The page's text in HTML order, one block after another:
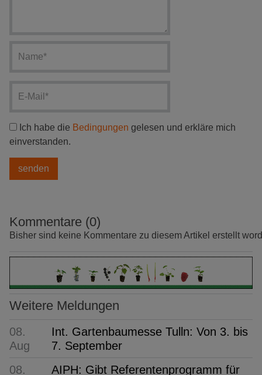
Ich habe die Bedingungen gelesen und erkläre mich
einverstanden.
Kommentare (0)
Bisher sind keine Kommentare zu diesem Artikel erstellt
Weitere Meldungen
08.
Aug
Int. Gartenbaumesse Tulln: Von 3. bis
7. September
08.
AIPH: Gibt Referentenprogramm für